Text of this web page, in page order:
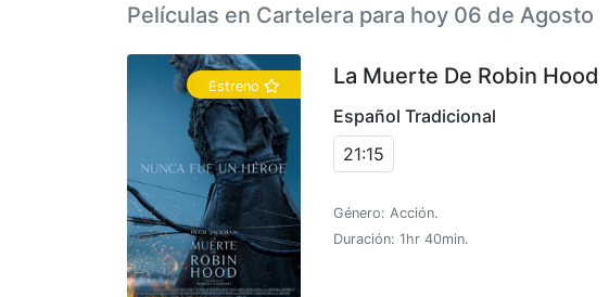
Películas en Cartelera para hoy 06 de Agosto
Estreno La Muerte De Robin Hood
Español Tradicional
21:15
Género: Acción.
Duración: 1hr 40min.